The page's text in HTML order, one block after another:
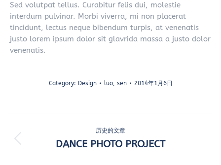
Sed volutpat tellus. Curabitur felis dui, molestie
interdum pulvinar. Morbi viverra, mi non placerat
tincidunt, lectus neque bibendum turpis, at venenatis
justo lorem ipsum dolor sit glavrida massa a justo dolor
venenatis.
Category: Design luo, sen 2014年1月6日
目
历史的文章
上
DANCE PHOTO PROJECT